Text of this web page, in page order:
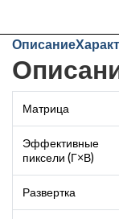
Описание
Матрица
Эффективные
пиксели (Г×В)
Развертка